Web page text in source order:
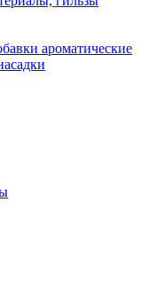
ароматические